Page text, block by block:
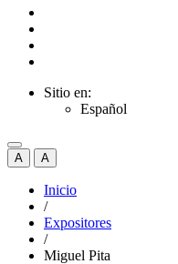
Sitio en:
Español
A A
Inicio
/
Expositores
/
Miguel Pita